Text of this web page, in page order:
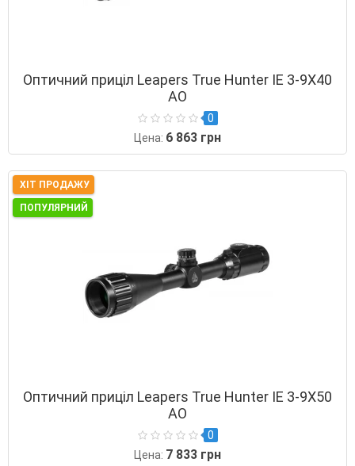
Оптичний приціл Leapers True Hunter ІЕ 3-9Х40
AO
0
Цена: 6 863 грн
ХІТ ПРОДАЖУ
ПОПУЛЯРНИЙ
Оптичний приціл Leapers True Hunter ІЕ 3-9Х50
AO
0
Цена: 7 833 грн